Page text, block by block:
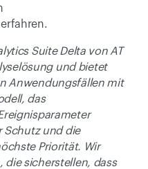
Suite Delta von AT
und bietet
Anwendungsfällen mit
das
Schutz und die
Priorität. Wir
die sicherstellen, dass